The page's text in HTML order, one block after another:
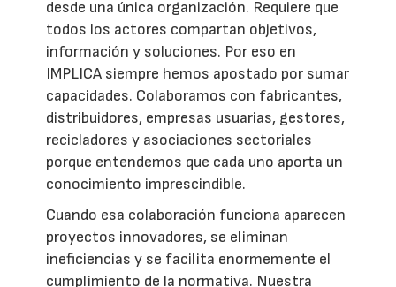
desde una única organización. Requiere que
todos los actores compartan objetivos,
información y soluciones. Por eso en
IMPLICA siempre hemos apostado por sumar
capacidades. Colaboramos con fabricantes,
distribuidores, empresas usuarias, gestores,
recicladores y asociaciones sectoriales
porque entendemos que cada uno aporta un
conocimiento imprescindible.
Cuando esa colaboración funciona aparecen
proyectos innovadores, se eliminan
ineficiencias y se facilita enormemente el
cumplimiento de la normativa. Nuestra